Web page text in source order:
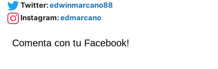
Twitter:edwinmarcano88
Instagram:edmarcano
Comenta con tu Facebook!